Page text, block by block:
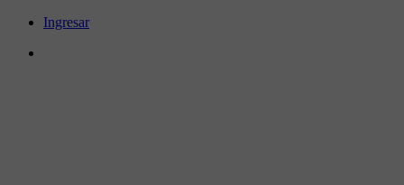
Ingresar